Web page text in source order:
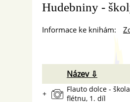
Hudebniny -
Informace ke knihám:
Název ⇩
+
Flauto dolce -
flétnu, 1. díl